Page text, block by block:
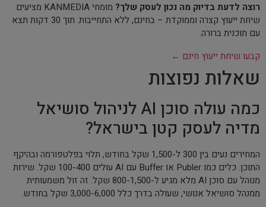
רוצה לדעת בדיוק מה נכון לעסק שלך?
מומחי KANMEDIA מציעים
שיחת ייעוץ קצרה וממוקדת – בחינם, ללא התחייבות. תוך 30 דקות תצא
עם תוכנית ברורה.
קבעו שיחת ייעוץ חינם ←
שאלות נפוצות
כמה עולה סוכן AI לניהול סושיאל
מדיה לעסק קטן בישראל?
המחירים נעים בין 300 ל-1,500 שקל בחודש, תלוי בפלטפורמה ובהיקף
התוכן. כלים כמו Publer או Buffer עם AI עולים 100-400 שקל. שירות
מנוהל עם סוכן AI מלא מגיע ל-800-1,500 שקל. זה זול משמעותית
ממנהל סושיאל אנושי, שעולה בדרך כלל 3,000-6,000 שקל בחודש.